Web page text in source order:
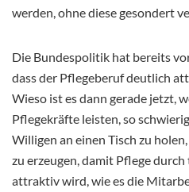
werden, ohne diese gesondert
Die Bundespolitik hat bereits
dass der Pflegeberuf deutlich
Wieso ist es dann gerade jetzt,
Pflegekräfte leisten, so
Willigen an einen Tisch zu
zu erzeugen, damit Pflege
attraktiv wird, wie es die